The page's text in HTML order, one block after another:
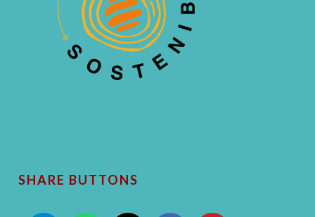
SHARE BUTTONS